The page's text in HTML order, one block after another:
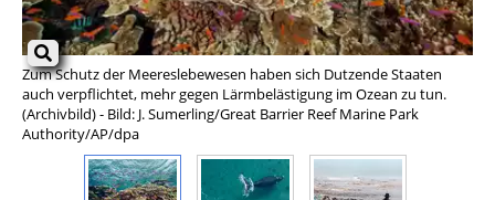
Zum Schutz der Meereslebewesen haben sich Dutzende Staaten
auch verpflichtet, mehr gegen Lärmbelästigung im Ozean zu tun.
(Archivbild) - Bild: J. Sumerling/Great Barrier Reef Marine Park
Authority/AP/dpa